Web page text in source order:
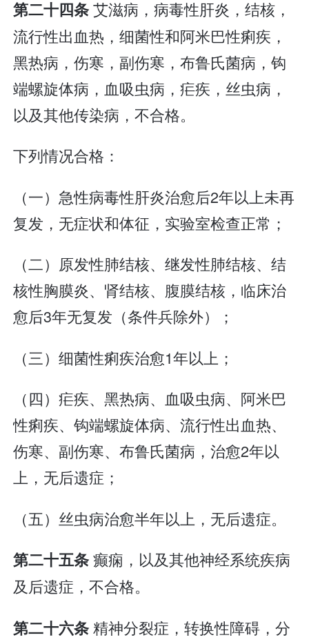
第二十四条艾滋病，病毒性肝炎，结核，
流行性出血热，细菌性和阿米巴性痢疾，
黑热病，伤寒，副伤寒，布鲁氏菌病，钩
端螺旋体病，血吸虫病，疟疾，丝虫病，
以及其他传染病，不合格。
下列情况合格：
（一）急性病毒性肝炎治愈后2年以上未再
复发，无症状和体征，实验室检查正常；
（二）原发性肺结核、继发性肺结核、结
核性胸膜炎、肾结核、腹膜结核，临床治
愈后3年无复发（条件兵除外）；
（三）细菌性痢疾治愈1年以上；
（四）疟疾、黑热病、血吸虫病、阿米巴
性痢疾、钩端螺旋体病、流行性出血热、
伤寒、副伤寒、布鲁氏菌病，治愈2年以
上，无后遗症；
（五）丝虫病治愈半年以上，无后遗症。
第二十五条癫痫，以及其他神经系统疾病
及后遗症，不合格。
第二十六条精神分裂症，转换性障碍，分